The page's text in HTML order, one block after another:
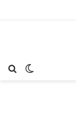
الاستعمار
الوضع